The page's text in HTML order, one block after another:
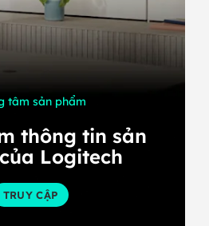
tâm sản phẩm
thông tin sản
Logitech
TRUY CẬP